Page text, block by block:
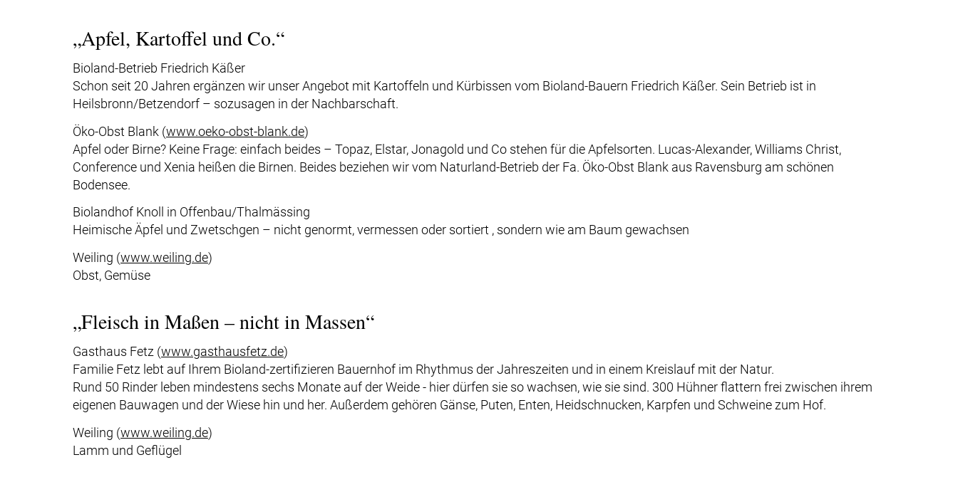
„Apfel, Kartoffel und Co.“
Bioland-Betrieb Friedrich Käßer
Schon seit 20 Jahren ergänzen wir unser Angebot mit Kartoffeln und Kürbissen vom Bioland-Bauern Friedrich Käßer. Sein Betrieb ist in
Heilsbronn/Betzendorf – sozusagen in der Nachbarschaft.
Öko-Obst Blank (www.oeko-obst-blank.de)
Apfel oder Birne? Keine Frage: einfach beides – Topaz, Elstar, Jonagold und Co stehen für die Apfelsorten. Lucas-Alexander, Williams Christ,
Conference und Xenia heißen die Birnen. Beides beziehen wir vom Naturland-Betrieb der Fa. Öko-Obst Blank aus Ravensburg am schönen
Bodensee.
Biolandhof Knoll in Offenbau/Thalmässing
Heimische Äpfel und Zwetschgen – nicht genormt, vermessen oder sortiert , sondern wie am Baum gewachsen
Weiling (www.weiling.de)
Obst, Gemüse
„Fleisch in Maßen – nicht in Massen“
Gasthaus Fetz (www.gasthausfetz.de)
Familie Fetz lebt auf Ihrem Bioland-zertifizieren Bauernhof im Rhythmus der Jahreszeiten und in einem Kreislauf mit der Natur.
Rund 50 Rinder leben mindestens sechs Monate auf der Weide - hier dürfen sie so wachsen, wie sie sind. 300 Hühner flattern frei zwischen ihrem
eigenen Bauwagen und der Wiese hin und her. Außerdem gehören Gänse, Puten, Enten, Heidschnucken, Karpfen und Schweine zum Hof.
Weiling (www.weiling.de)
Lamm und Geflügel